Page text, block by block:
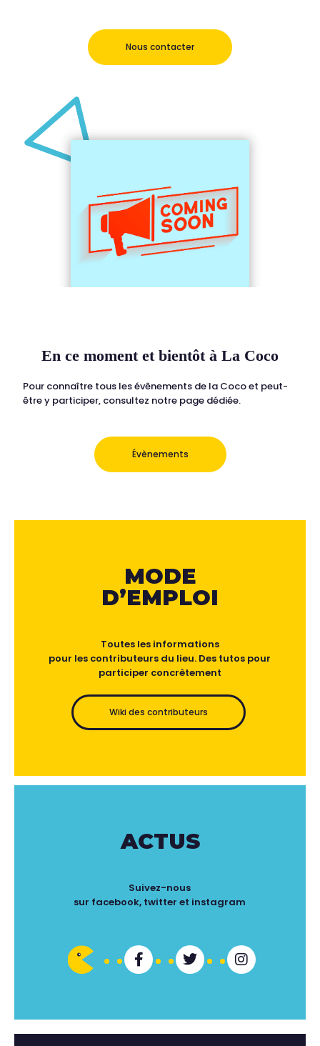
Nous contacter
En ce moment et bientôt à La Coco
Pour connaître tous les évênements de la Coco et peut-
être y participer, consultez notre page dédiée.
Évènements
MODE
D’EMPLOI
Toutes les informations
pour les contributeurs du lieu. Des tutos pour
participer concrètement
Wiki des contributeurs
ACTUS
Suivez-nous
sur facebook, twitter et instagram